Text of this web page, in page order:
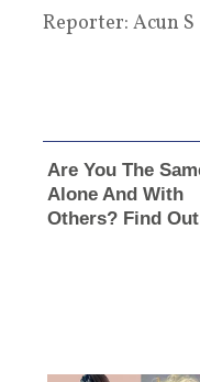
Reporter: Acun S